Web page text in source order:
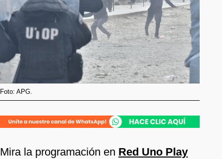
Foto: APG.
Mira la programación en Red Uno Play